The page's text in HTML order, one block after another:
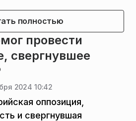
полностью
провести
свергнувшее
2024 10:42
оппозиция,
и свергнувшая